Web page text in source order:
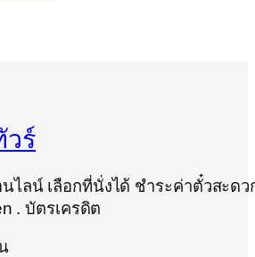
วร์
ไลน์ เลือกที่นั่งได้ ชำระค่าตั๋วสะด
. บัตรเครดิต